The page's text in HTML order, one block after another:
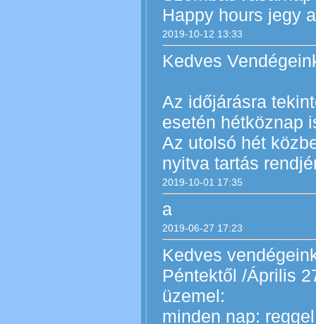
2019-10-12 13:33
Happy hours jegy
2019-10-01 17:35
Kedves
Az időjárásra
esetén hétköznap
Az utolsó hét
nyitva tartás
2019-06-27 17:23
a
Kedves
Péntektől /Április
üzemel:
minden nap: